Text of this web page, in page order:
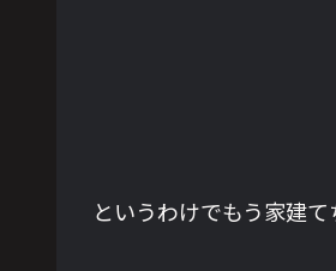
というわけでもう家建て